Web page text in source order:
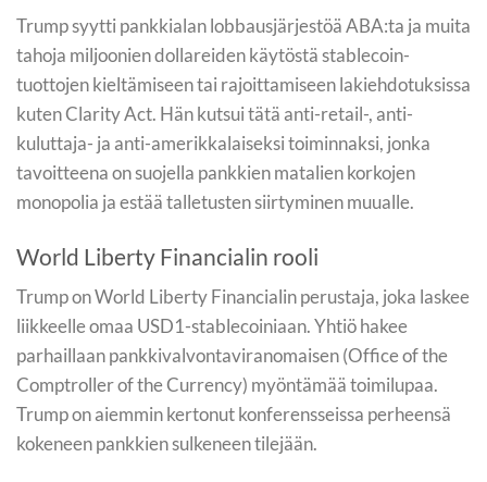
Trump syytti pankkialan lobbausjärjestöä ABA:ta ja muita
tahoja miljoonien dollareiden käytöstä stablecoin-
tuottojen kieltämiseen tai rajoittamiseen lakiehdotuksissa
kuten Clarity Act. Hän kutsui tätä anti-retail-, anti-
kuluttaja- ja anti-amerikkalaiseksi toiminnaksi, jonka
tavoitteena on suojella pankkien matalien korkojen
monopolia ja estää talletusten siirtyminen muualle.
World Liberty Financialin rooli
Trump on World Liberty Financialin perustaja, joka laskee
liikkeelle omaa USD1-stablecoiniaan. Yhtiö hakee
parhaillaan pankkivalvontaviranomaisen (Office of the
Comptroller of the Currency) myöntämää toimilupaa.
Trump on aiemmin kertonut konferensseissa perheensä
kokeneen pankkien sulkeneen tilejään.